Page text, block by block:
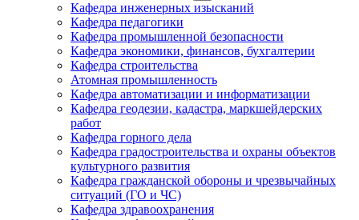
Кафедра инженерных изысканий
Кафедра педагогики
Кафедра промышленной безопасности
Кафедра экономики, финансов, бухгалтерии
Кафедра строительства
Атомная промышленность
Кафедра автоматизации и информатизации
Кафедра геодезии, кадастра, маркшейдерских
работ
Кафедра горного дела
Кафедра градостроительства и охраны объектов
культурного развития
Кафедра гражданской обороны и чрезвычайных
ситуаций (ГО и ЧС)
Кафедра здравоохранения